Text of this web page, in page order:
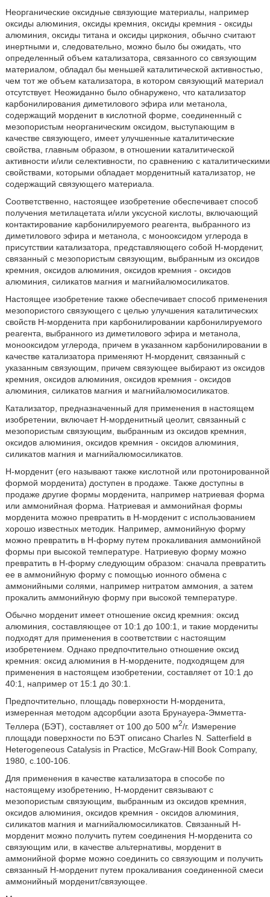
Неорганические оксидные связующие материалы, например
оксиды алюминия, оксиды кремния, оксиды кремния - оксиды
алюминия, оксиды титана и оксиды циркония, обычно считают
инертными и, следовательно, можно было бы ожидать, что
определенный объем катализатора, связанного со связующим
материалом, обладал бы меньшей каталитической активностью,
чем тот же объем катализатора, в котором связующий материал
отсутствует. Неожиданно было обнаружено, что катализатор
карбонилирования диметилового эфира или метанола,
содержащий морденит в кислотной форме, соединенный с
мезопористым неорганическим оксидом, выступающим в
качестве связующего, имеет улучшенные каталитические
свойства, главным образом, в отношении каталитической
активности и/или селективности, по сравнению с каталитическими
свойствами, которыми обладает морденитный катализатор, не
содержащий связующего материала.
Соответственно, настоящее изобретение обеспечивает способ
получения метилацетата и/или уксусной кислоты, включающий
контактирование карбонилируемого реагента, выбранного из
диметилового эфира и метанола, с монооксидом углерода в
присутствии катализатора, представляющего собой Н-морденит,
связанный с мезопористым связующим, выбранным из оксидов
кремния, оксидов алюминия, оксидов кремния - оксидов
алюминия, силикатов магния и магнийалюмосиликатов.
Настоящее изобретение также обеспечивает способ применения
мезопористого связующего с целью улучшения каталитических
свойств Н-морденита при карбонилировании карбонилируемого
реагента, выбранного из диметилового эфира и метанола,
монооксидом углерода, причем в указанном карбонилировании в
качестве катализатора применяют Н-морденит, связанный с
указанным связующим, причем связующее выбирают из оксидов
кремния, оксидов алюминия, оксидов кремния - оксидов
алюминия, силикатов магния и магнийалюмосиликатов.
Катализатор, предназначенный для применения в настоящем
изобретении, включает Н-морденитный цеолит, связанный с
мезопористым связующим, выбранным из оксидов кремния,
оксидов алюминия, оксидов кремния - оксидов алюминия,
силикатов магния и магнийалюмосиликатов.
Н-морденит (его называют также кислотной или протонированной
формой морденита) доступен в продаже. Также доступны в
продаже другие формы морденита, например натриевая форма
или аммонийная форма. Натриевая и аммонийная формы
морденита можно превратить в Н-морденит с использованием
хорошо известных методик. Например, аммонийную форму
можно превратить в Н-форму путем прокаливания аммонийной
формы при высокой температуре. Натриевую форму можно
превратить в Н-форму следующим образом: сначала превратить
ее в аммонийную форму с помощью ионного обмена с
аммонийными солями, например нитратом аммония, а затем
прокалить аммонийную форму при высокой температуре.
Обычно морденит имеет отношение оксид кремния: оксид
алюминия, составляющее от 10:1 до 100:1, и такие мордениты
подходят для применения в соответствии с настоящим
изобретением. Однако предпочтительно отношение оксид
кремния: оксид алюминия в Н-мордените, подходящем для
применения в настоящем изобретении, составляет от 10:1 до
40:1, например от 15:1 до 30:1.
Предпочтительно, площадь поверхности Н-морденита,
измеренная методом адсорбции азота Брунауера-Эмметта-
Теллера (БЭТ), составляет от 100 до 500 м2/г. Измерение
площади поверхности по БЭТ описано Charles N. Satterfield в
Heterogeneous Catalysis in Practice, McGraw-Hill Book Company,
1980, с.100-106.
Для применения в качестве катализатора в способе по
настоящему изобретению, Н-морденит связывают с
мезопористым связующим, выбранным из оксидов кремния,
оксидов алюминия, оксидов кремния - оксидов алюминия,
силикатов магния и магнийалюмосиликатов. Связанный Н-
морденит можно получить путем соединения Н-морденита со
связующим или, в качестве альтернативы, морденит в
аммонийной форме можно соединить со связующим и получить
связанный Н-морденит путем прокаливания соединенной смеси
аммонийный морденит/связующее.